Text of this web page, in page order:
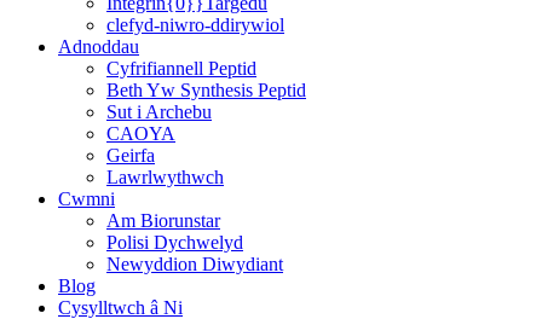
clefyd-niwro-ddirywiol
Adnoddau
Cyfrifiannell Peptid
Beth Yw Synthesis Peptid
Sut i Archebu
CAOYA
Geirfa
Lawrlwythwch
Cwmni
Am Biorunstar
Polisi Dychwelyd
Newyddion Diwydiant
Blog
Cysylltwch â Ni